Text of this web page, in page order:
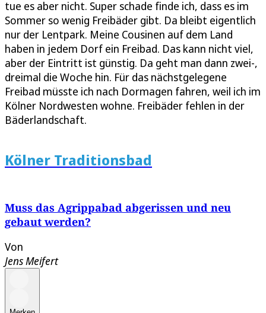
tue es aber nicht. Super schade finde ich, dass es im
Sommer so wenig Freibäder gibt. Da bleibt eigentlich
nur der Lentpark. Meine Cousinen auf dem Land
haben in jedem Dorf ein Freibad. Das kann nicht viel,
aber der Eintritt ist günstig. Da geht man dann zwei-,
dreimal die Woche hin. Für das nächstgelegene
Freibad müsste ich nach Dormagen fahren, weil ich im
Kölner Nordwesten wohne. Freibäder fehlen in der
Bäderlandschaft.
Kölner Traditionsbad
Muss das Agrippabad abgerissen und neu
gebaut werden?
Von
Jens Meifert